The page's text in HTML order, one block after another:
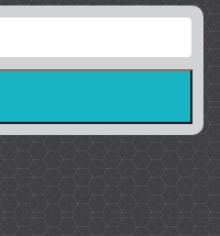
واشنطن بوست واللوبي
9788